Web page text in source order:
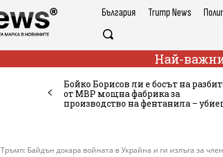
България Trump News
Най-
Бойко Борисов ли е босът на
от МВР мощна фабрика за
производство на фентанила –
Тръмп: Байдън докара войната в Украйна и ги излъга за